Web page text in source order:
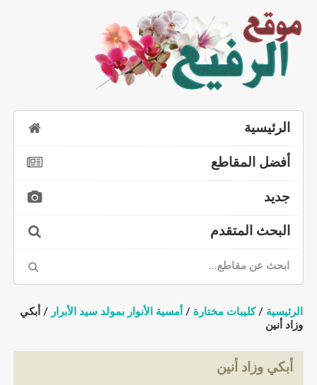
الرئيسية
أفضل المقاطع
جديد
البحث المتقدم
الرئيسية/ كليبات مختارة/ أمسية الأنوار بمولد سيد الأبرار / أبكي
وزاد أنين
أبكي وزاد أنين